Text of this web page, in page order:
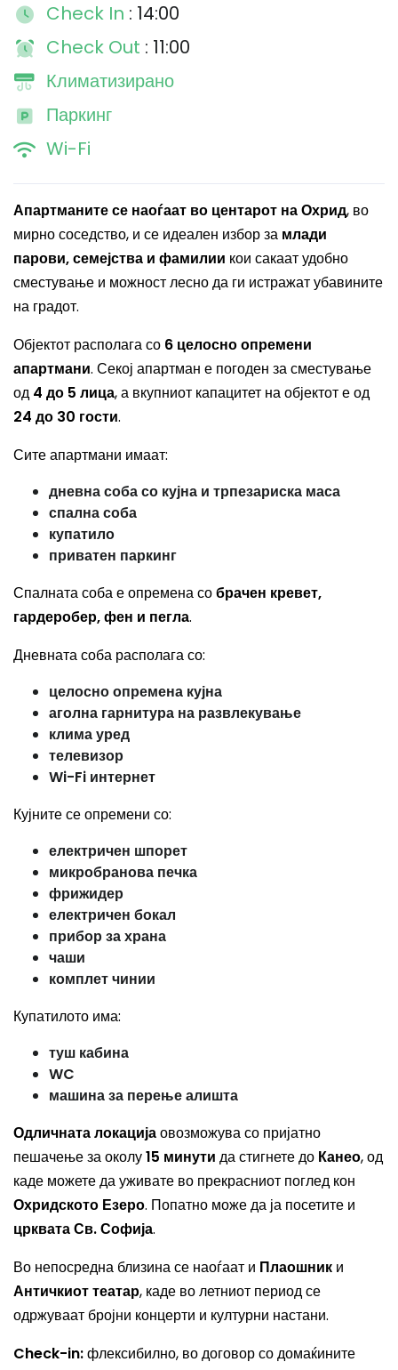
Check In : 14:00
Check Out : 11:00
Климатизирано
Паркинг
Wi-Fi
Апартманите се наоѓаат во центарот на Охрид, во
мирно соседство, и се идеален избор за млади
парови, семејства и фамилии кои сакаат удобно
сместување и можност лесно да ги истражат убавините
на градот.
Објектот располага со 6 целосно опремени
апартмани. Секој апартман е погоден за сместување
од 4 до 5 лица, а вкупниот капацитет на објектот е од
24 до 30 гости.
Сите апартмани имаат:
дневна соба со кујна и трпезариска маса
спална соба
купатило
приватен паркинг
Спалната соба е опремена собрачен кревет,
гардеробер, фен и пегла.
Дневната соба располага со:
целосно опремена кујна
аголна гарнитура на развлекување
клима уред
телевизор
Wi-Fi интернет
Кујните се опремени со:
електричен шпорет
микробранова печка
фрижидер
електричен бокал
прибор за храна
чаши
комплет чинии
Купатилото има:
туш кабина
WC
машина за перење алишта
Одличната локацијаовозможува со пријатно
пешачење за околу15 минути да стигнете до Канео, од
каде можете да уживате во прекрасниот поглед кон
Охридското Езеро. Попатно може да ја посетите и
црквата Св. Софија.
Во непосредна близина се наоѓаат и Плаошник и
Античкиот театар, каде во летниот период се
одржуваат бројни концерти и културни настани.
Check-in:флексибилно, во договор со домаќините